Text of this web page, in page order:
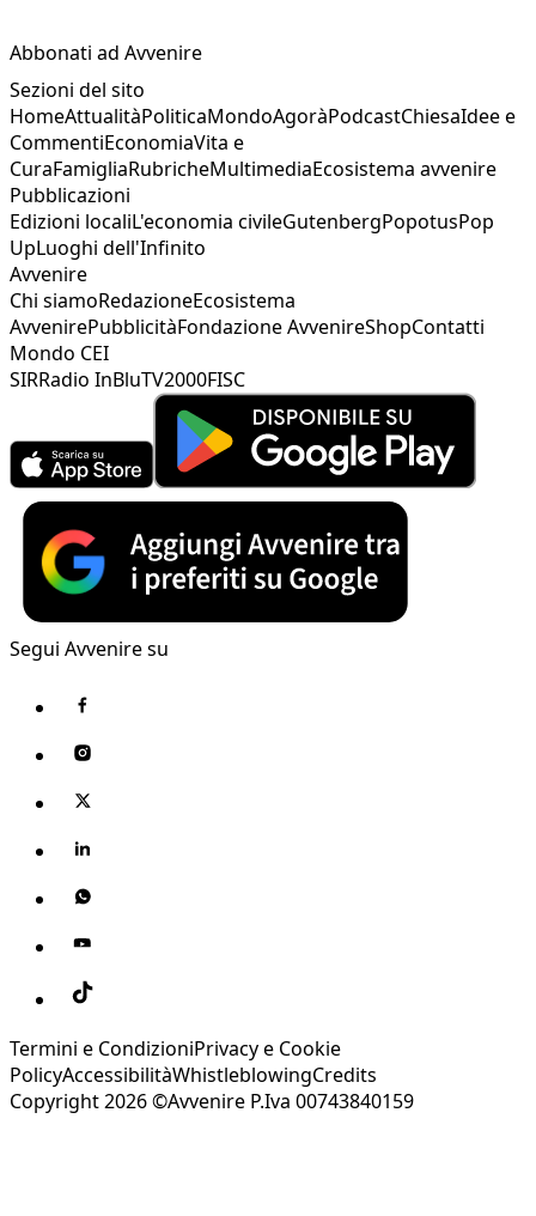
Abbonati ad Avvenire
Sezioni del sito
HomeAttualitàPoliticaMondoAgoràPodcastChiesaIdee e
CommentiEconomiaVita e
CuraFamigliaRubricheMultimediaEcosistema avvenire
Pubblicazioni
Edizioni localiL'economia civileGutenbergPopotusPop
UpLuoghi dell'Infinito
Avvenire
Chi siamoRedazioneEcosistema
AvvenirePubblicitàFondazione AvvenireShopContatti
Mondo CEI
SIRRadio InBluTV2000FISC
Segui Avvenire su
Termini e CondizioniPrivacy e Cookie
PolicyAccessibilitàWhistleblowingCredits
Copyright 2026 ©Avvenire P.Iva 00743840159